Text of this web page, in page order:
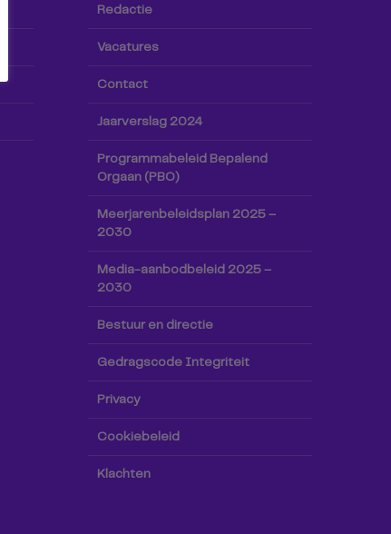
Redactie
Vacatures
Contact
Jaarverslag 2024
Programmabeleid Bepalend
Orgaan (PBO)
Meerjarenbeleidsplan 2025 –
2030
Media-aanbodbeleid 2025 –
2030
Bestuur en directie
Gedragscode Integriteit
Privacy
Cookiebeleid
Klachten